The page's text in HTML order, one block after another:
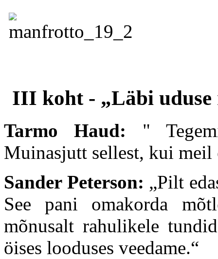
III koht - „Läbi uduse
Tarmo Haud: "
Muinasjutt sellest, kui meil
Sander Peterson: „Pilt
See pani omakorda
mõnusalt rahulikele
öises looduses veedame.“